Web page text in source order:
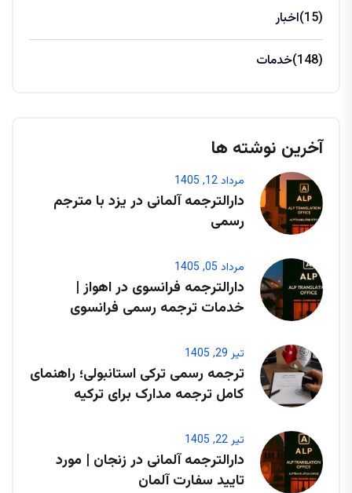
اخبار (15)
خدمات (148)
آخرین نوشته ها
مرداد 12, 1405
دارالترجمه آلمانی در یزد با مترجم
رسمی
مرداد 05, 1405
دارالترجمه فرانسوی در اهواز |
خدمات ترجمه رسمی فرانسوی
تیر 29, 1405
ترجمه رسمی ترکی استانبولی؛ راهنمای
کامل ترجمه مدارک برای ترکیه
تیر 22, 1405
دارالترجمه آلمانی در زنجان | مورد
تایید سفارت آلمان